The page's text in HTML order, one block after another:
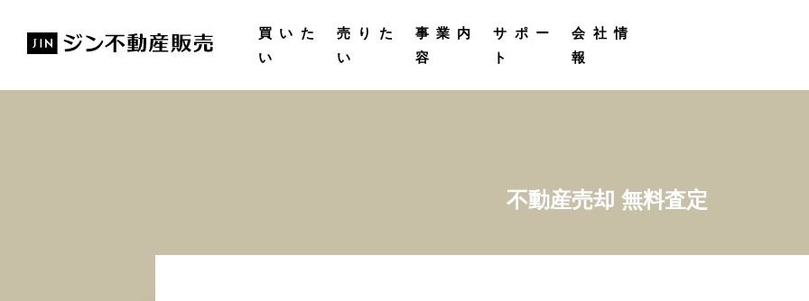
買いた
い
売りた
い
事業内
容
サポー
ト
会社情
報
不動産売却 無料査定